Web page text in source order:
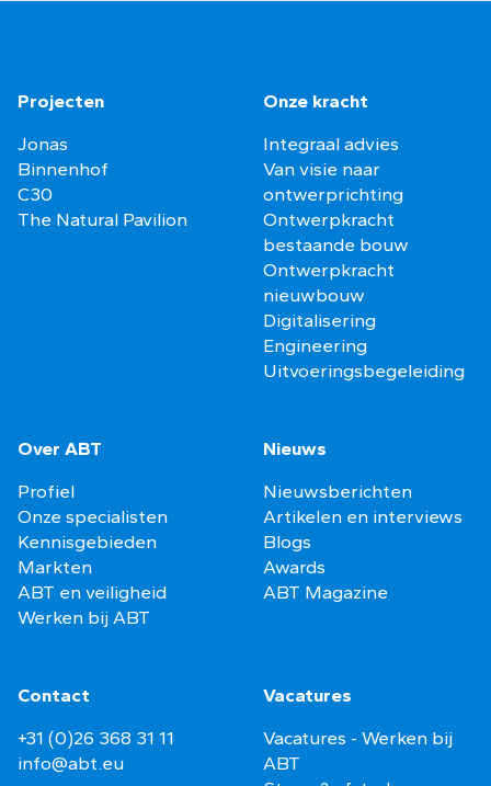
Projecten
Jonas
Binnenhof
C30
The Natural Pavilion
Onze kracht
Integraal advies
Van visie naar
ontwerprichting
Ontwerpkracht
bestaande bouw
Ontwerpkracht
nieuwbouw
Digitalisering
Engineering
Uitvoeringsbegeleiding
Over ABT
Profiel
Onze specialisten
Kennisgebieden
Markten
ABT en veiligheid
Werken bij ABT
Nieuws
Nieuwsberichten
Artikelen en interviews
Blogs
Awards
ABT Magazine
Contact
+31 (0)26 368 31 11
info@abt.eu
Vacatures
Vacatures - Werken bij
ABT